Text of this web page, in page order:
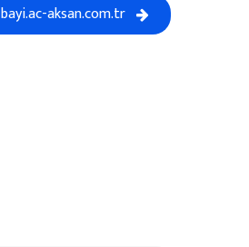
bayi.ac-aksan.com.tr